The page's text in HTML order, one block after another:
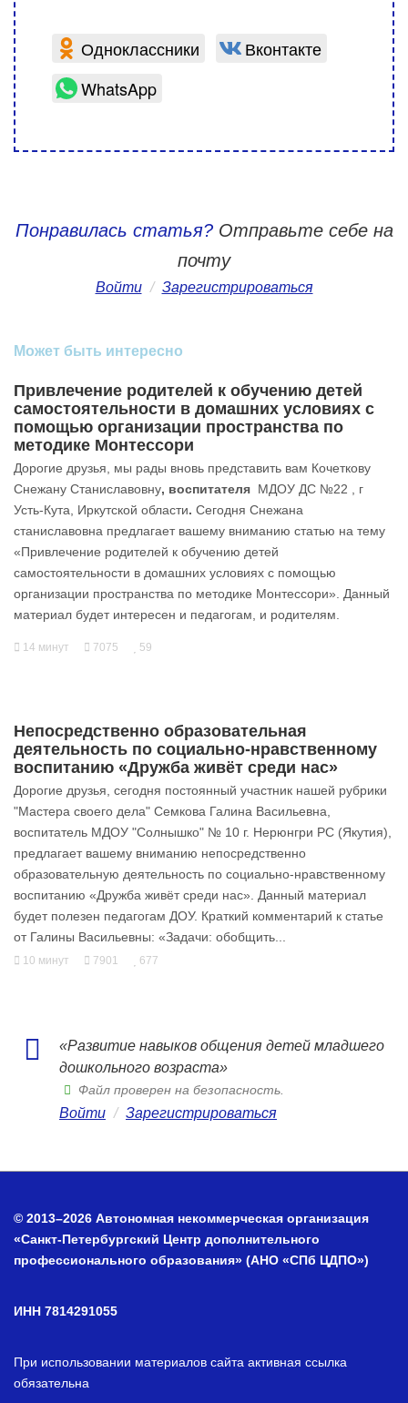
Одноклассники
Вконтакте
WhatsApp
Понравилась статья?Отправьте себе на
почту
Войти / Зарегистрироваться
Может быть интересно
Привлечение родителей к обучению детей
самостоятельности в домашних условиях с
помощью организации пространства по
методике Монтессори
Дорогие друзья, мы рады вновь представить вам Кочеткову
Снежану Станиславовну, воспитателя МДОУ ДС №22 , г
Усть-Кута, Иркутской области. Сегодня Снежана
станиславовна предлагает вашему вниманию статью на тему
«Привлечение родителей к обучению детей
самостоятельности в домашних условиях с помощью
организации пространства по методике Монтессори». Данный
материал будет интересен и педагогам, и родителям.
14 минут 7075 59
Непосредственно образовательная
деятельность по социально-нравственному
воспитанию «Дружба живёт среди нас»
Дорогие друзья, сегодня постоянный участник нашей рубрики
"Мастера своего дела" Семкова Галина Васильевна,
воспитатель МДОУ "Солнышко" № 10 г. Нерюнгри РС (Якутия),
предлагает вашему вниманию непосредственно
образовательную деятельность по социально-нравственному
воспитанию «Дружба живёт среди нас». Данный материал
будет полезен педагогам ДОУ. Краткий комментарий к статье
от Галины Васильевны: «Задачи: обобщить...
10 минут 7901 677
«Развитие навыков общения детей младшего
дошкольного возраста»
Файл проверен на безопасность.
Войти / Зарегистрироваться
© 2013–2026 Автономная некоммерческая организация
«Санкт-Петербургский Центр дополнительного
профессионального образования» (АНО «СПб ЦДПО»)
ИНН 7814291055
При использовании материалов сайта активная ссылка
обязательна